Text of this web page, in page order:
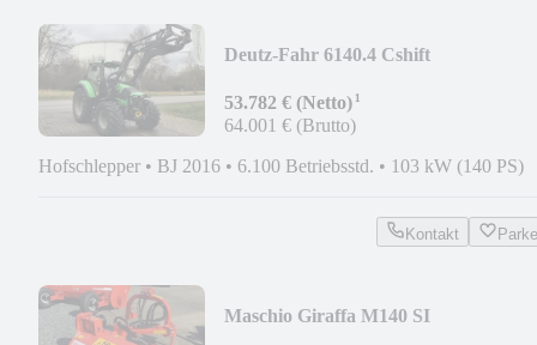
Deutz-Fahr 6140.4 Cshift
53.782 € (Netto)¹
64.001 € (Brutto)
Hofschlepper • BJ 2016 • 6.100 Betriebsstd. • 103 kW (140 PS)
Kontakt
Maschio Giraffa M140 SI